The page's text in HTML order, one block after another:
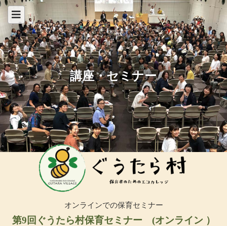
講座・セミナー
オンラインでの保育セミナー
第9回ぐうたら村保育セミナー (オンライン ）